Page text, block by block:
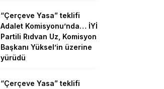
“Çerçeve Yasa” teklifi
Adalet Komisyonu’nda… İYİ
Partili Rıdvan Uz, Komisyon
Başkanı Yüksel’in üzerine
yürüdü
“Çerçeve Yasa” teklifi